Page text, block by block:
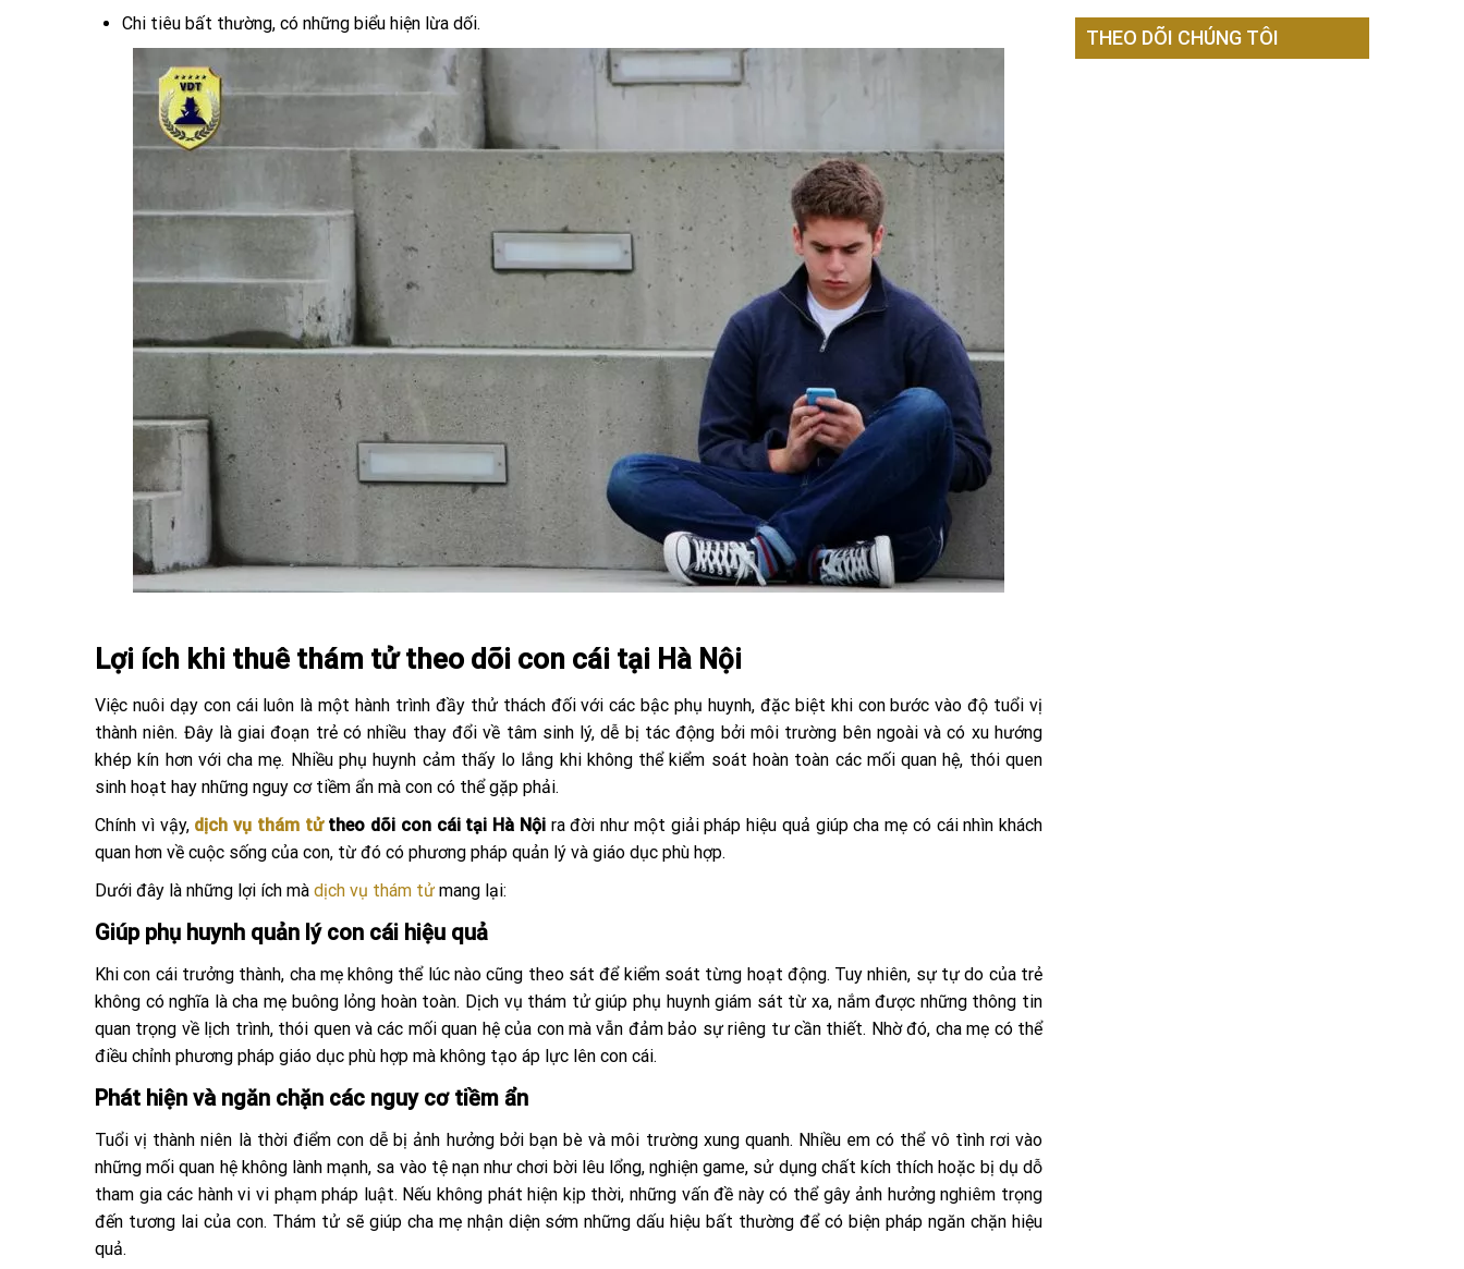
Chi tiêu bất thường, có những biểu hiện lừa dối.
Lợi ích khi thuê thám tử theo dõi con cái tại Hà Nội
Việc nuôi dạy con cái luôn là một hành trình đầy thử thách đối với các bậc phụ huynh, đặc biệt khi con bước vào độ tuổi vị
thành niên. Đây là giai đoạn trẻ có nhiều thay đổi về tâm sinh lý, dễ bị tác động bởi môi trường bên ngoài và có xu hướng
khép kín hơn với cha mẹ. Nhiều phụ huynh cảm thấy lo lắng khi không thể kiểm soát hoàn toàn các mối quan hệ, thói quen
sinh hoạt hay những nguy cơ tiềm ẩn mà con có thể gặp phải.
Chính vì vậy, dịch vụ thám tửtheo dõi con cái tại Hà Nộira đời như một giải pháp hiệu quả giúp cha mẹ có cái nhìn khách
quan hơn về cuộc sống của con, từ đó có phương pháp quản lý và giáo dục phù hợp.
Dưới đây là những lợi ích mà dịch vụ thám tử mang lại:
Giúp phụ huynh quản lý con cái hiệu quả
Khi con cái trưởng thành, cha mẹ không thể lúc nào cũng theo sát để kiểm soát từng hoạt động. Tuy nhiên, sự tự do của trẻ
không có nghĩa là cha mẹ buông lỏng hoàn toàn. Dịch vụ thám tử giúp phụ huynh giám sát từ xa, nắm được những thông tin
quan trọng về lịch trình, thói quen và các mối quan hệ của con mà vẫn đảm bảo sự riêng tư cần thiết. Nhờ đó, cha mẹ có thể
điều chỉnh phương pháp giáo dục phù hợp mà không tạo áp lực lên con cái.
Phát hiện và ngăn chặn các nguy cơ tiềm ẩn
Tuổi vị thành niên là thời điểm con dễ bị ảnh hưởng bởi bạn bè và môi trường xung quanh. Nhiều em có thể vô tình rơi vào
những mối quan hệ không lành mạnh, sa vào tệ nạn như chơi bời lêu lổng, nghiện game, sử dụng chất kích thích hoặc bị dụ dỗ
tham gia các hành vi vi phạm pháp luật. Nếu không phát hiện kịp thời, những vấn đề này có thể gây ảnh hưởng nghiêm trọng
đến tương lai của con. Thám tử sẽ giúp cha mẹ nhận diện sớm những dấu hiệu bất thường để có biện pháp ngăn chặn hiệu
quả.
THEO DÕI CHÚNG TÔI